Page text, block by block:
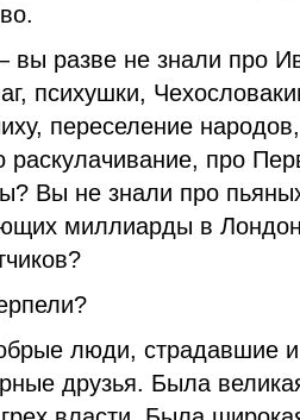
разве не знали про
психушки,
переселение
раскулачивание, про
Вы не знали про
миллиарды в
люди, страдавшие
друзья. Была